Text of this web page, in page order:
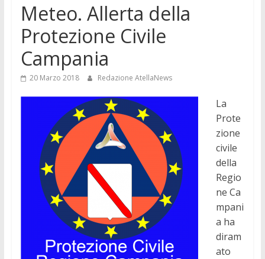
Meteo. Allerta della
Protezione Civile
Campania
20 Marzo 2018 Redazione AtellaNews
La
Prote
zione
civile
della
Regio
ne Ca
mpani
a ha
diram
ato